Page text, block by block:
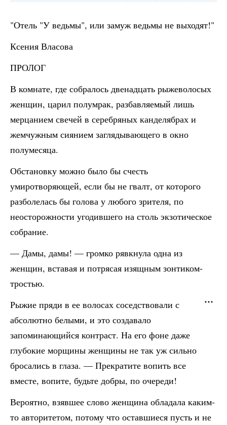
"Отель "У ведьмы", или замуж ведьмы не выходят!"
Ксения Власова
ПРОЛОГ
В комнате, где собралось двенадцать рыжеволосых
женщин, царил полумрак, разбавляемый лишь
мерцанием свечей в серебряных канделябрах и
жемчужным сиянием заглядывающего в окно
полумесяца.
Обстановку можно было бы счесть
умиротворяющей, если бы не гвалт, от которого
разболелась бы голова у любого зрителя, по
неосторожности угодившего на столь экзотическое
собрание.
— Дамы, дамы! — громко рявкнула одна из
женщин, вставая и потрясая изящным зонтиком-
тростью.
Рыжие пряди в ее волосах соседствовали с
абсолютно белыми, и это создавало
запоминающийся контраст. На его фоне даже
глубокие морщины женщины не так уж сильно
бросались в глаза. — Прекратите вопить все
вместе, вопите, будьте добры, по очереди!
Вероятно, взявшее слово женщина обладала каким-
то авторитетом, потому что оставшиеся пусть и не